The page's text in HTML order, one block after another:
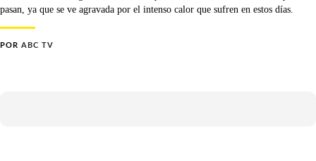
pasan, ya que se ve agravada por el intenso calor que sufren en estos días.
POR ABC TV